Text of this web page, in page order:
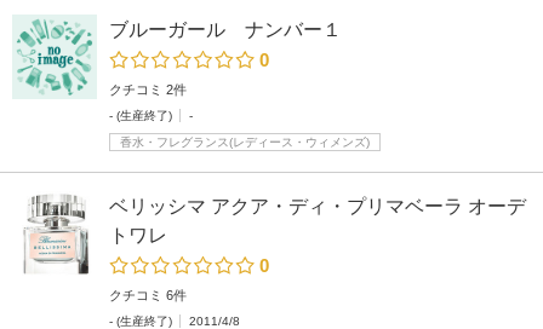
ブルーガール ナンバー１
0
クチコミ 2件
- (生産終了)
-
香水・フレグランス(レディース・ウィメンズ)
ベリッシマ アクア・ディ・プリマベーラ オーデ
トワレ
0
クチコミ 6件
- (生産終了)
2011/4/8